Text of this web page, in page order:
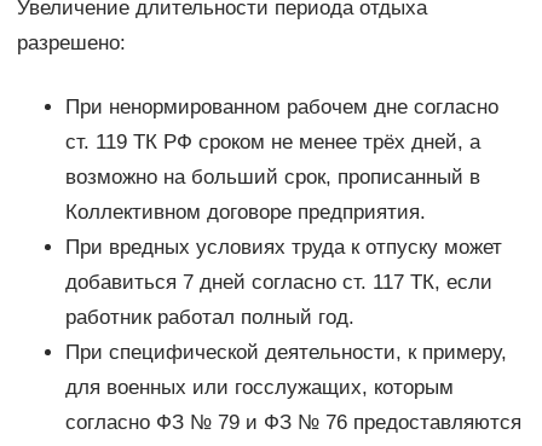
Увеличение длительности периода отдыха
разрешено:
При ненормированном рабочем дне согласно
ст. 119 ТК РФ сроком не менее трёх дней, а
возможно на больший срок, прописанный в
Коллективном договоре предприятия.
При вредных условиях труда к отпуску может
добавиться 7 дней согласно ст. 117 ТК, если
работник работал полный год.
При специфической деятельности, к примеру,
для военных или госслужащих, которым
согласно ФЗ № 79 и ФЗ № 76 предоставляются